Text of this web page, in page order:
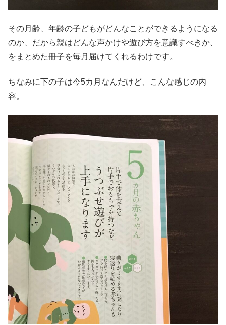
その月齢、年齢の子どもがどんなことができるようになる
のか、だから親はどんな声かけや遊び方を意識すべきか、
をまとめた冊子を毎月届けてくれるわけです。
ちなみに下の子は今5カ月なんだけど、こんな感じの内
容。